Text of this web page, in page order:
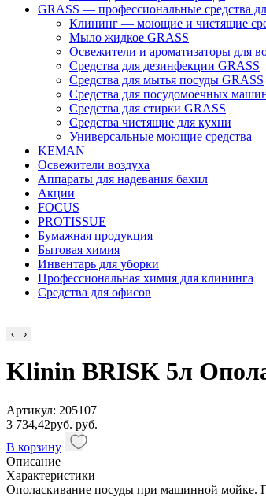
GRASS — профессиональные средства
Клининг — моющие и чистящие
Мыло жидкое GRASS
Освежители и ароматизаторы для
Средства для дезинфекции GRASS
Средства для мытья посуды GRASS
Средства для посудомоечных
Средства для стирки GRASS
Средства чистящие для кухни
Универсальные моющие средства
KEMAN
Освежители воздуха
Аппараты для надевания бахил
Акции
FOCUS
PROTISSUE
Бумажная продукция
Бытовая химия
Инвентарь для уборки
Профессиональная химия для клининга
Средства для офисов
‹ ›
Klinin BRISK 5л
Артикул: 205107
3 734,42руб. руб.
В корзину
Описание
Характеристики
Ополаскивание посуды при машинной мойке.